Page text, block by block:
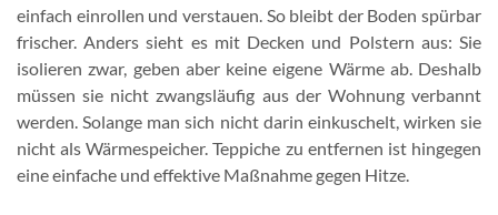
einfach einrollen und verstauen. So bleibt der Boden spürbar
frischer. Anders sieht es mit Decken und Polstern aus: Sie
isolieren zwar, geben aber keine eigene Wärme ab. Deshalb
müssen sie nicht zwangsläufig aus der Wohnung verbannt
werden. Solange man sich nicht darin einkuschelt, wirken sie
nicht als Wärmespeicher. Teppiche zu entfernen ist hingegen
eine einfache und effektive Maßnahme gegen Hitze.